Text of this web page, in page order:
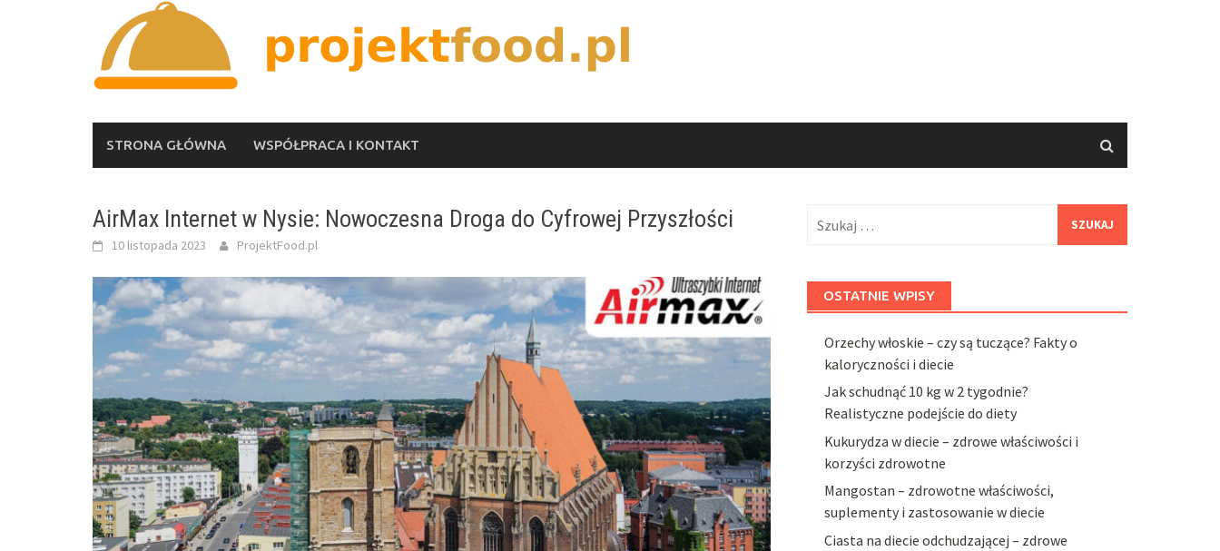
STRONA GŁÓWNA WSPÓŁPRACA I KONTAKT
AirMax Internet w Nysie: Nowoczesna Droga do Cyfrowej Przyszłości
10 listopada 2023 ProjektFood.pl
OSTATNIE WPISY
Orzechy włoskie – czy są tuczące? Fakty o
kaloryczności i diecie
Jak schudnąć 10 kg w 2 tygodnie?
Realistyczne podejście do diety
Kukurydza w diecie – zdrowe właściwości i
korzyści zdrowotne
Mangostan – zdrowotne właściwości,
suplementy i zastosowanie w diecie
Ciasta na diecie odchudzającej – zdrowe